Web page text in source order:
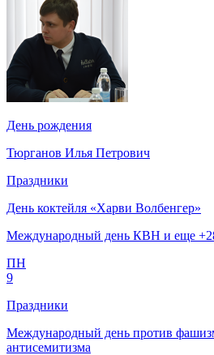
День рождения
Тюрганов Илья Петрович
Праздники
День коктейля «Харви Волбенгер»
Международный день КВН и еще
ПН
9
Праздники
Международный день против
антисемитизма